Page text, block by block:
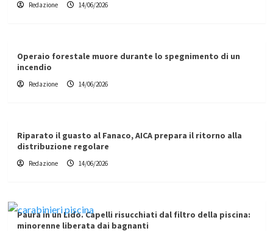
Redazione 14/06/2026
Operaio forestale muore durante lo spegnimento di un
incendio
Redazione 14/06/2026
Riparato il guasto al Fanaco, AICA prepara il ritorno alla
distribuzione regolare
Redazione 14/06/2026
Paura in un Lido. Capelli risucchiati dal filtro della piscina:
minorenne liberata dai bagnanti